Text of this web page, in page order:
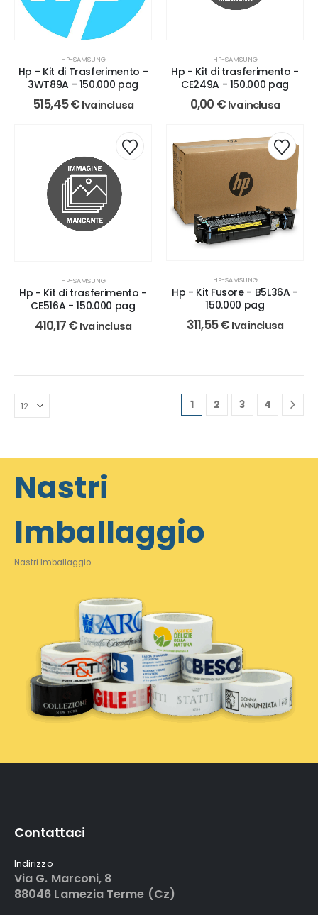
HP-SAMSUNG
Hp - Kit di Trasferimento -
3WT89A - 150.000 pag
515,45€ Iva inclusa
HP-SAMSUNG
Hp - Kit di trasferimento -
CE249A - 150.000 pag
0,00 € Iva inclusa
HP-SAMSUNG
Hp - Kit di trasferimento -
CE516A - 150.000 pag
410,17€ Iva inclusa
HP-SAMSUNG
Hp - Kit Fusore - B5L36A -
150.000 pag
311,55€ Iva inclusa
1 2 3 4
Nastri
Imballaggio
Nastri Imballaggio
Contattaci
Indirizzo
Via G. Marconi, 8
88046 Lamezia Terme (Cz)